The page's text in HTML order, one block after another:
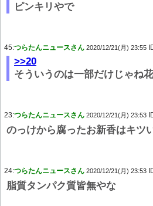
ピンキリやで
45:つらたんニュースさん 2020/12/21(月) 23:55
>>20
そういうのは一部だけじゃね
23:つらたんニュースさん 2020/12/21(月) 23:53
のっけから腐ったお新香はキツ
24:つらたんニュースさん 2020/12/21(月) 23:53
脂質タンパク質皆無やな